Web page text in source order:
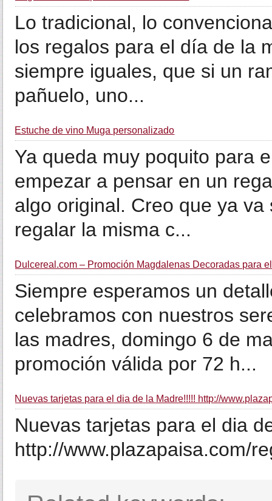
Lo tradicional, lo
los regalos para el día de la
siempre iguales, que si un
pañuelo, uno...
Estuche de vino Muga personalizado
Ya queda muy poquito para
empezar a pensar en un
algo original. Creo que ya
regalar la misma c...
Dulcereal.com – Promoción Magdalenas Decoradas para
Siempre esperamos un
celebramos con nuestros
las madres, domingo 6 de
promoción válida por 72 h...
Nuevas tarjetas para el dia de la Madre!!!!! http://
Nuevas tarjetas para el dia
http://www.plazapaisa.com/